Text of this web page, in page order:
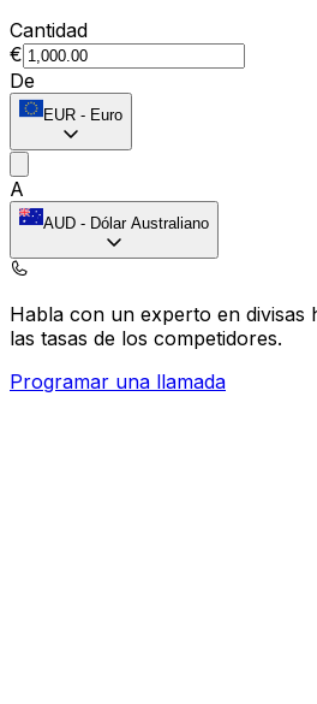
Cantidad
€
De
EUR - Euro
A
AUD - Dólar Australiano
Habla con un experto en divisas
las tasas de los competidores.
Programar una llamada